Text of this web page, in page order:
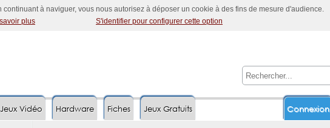
continuant à naviguer, vous nous autorisez à déposer un cookie à des fins de mesure d'audience.
plus
S'identifier pour configurer cette option
Jeux Vidéo Hardware Fiches Connexion
Jeux Gratuits